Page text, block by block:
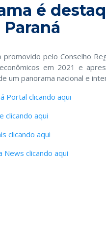
é
pelo Conselho
em 2021 e
um panorama nacional e
Portal clicando aqui
clicando aqui
clicando aqui
News clicando aqui